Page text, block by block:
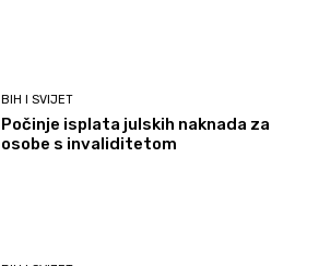
BIH I SVIJET
Počinje isplata julskih naknada za
osobe s invaliditetom